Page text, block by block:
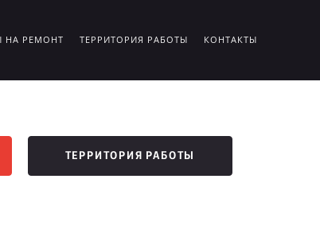
НА РЕМОНТ ТЕРРИТОРИЯ РАБОТЫ КОНТАКТЫ
ТЕРРИТОРИЯ РАБОТЫ